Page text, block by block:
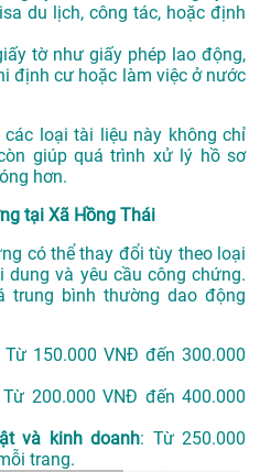
du lịch, công tác, hoặc định
tờ như giấy phép lao động,
định cư hoặc làm việc ở nước
loại tài liệu này không chỉ
giúp quá trình xử lý hồ sơ
hơn.
tại Xã Hồng Thái
có thể thay đổi tùy theo loại
và yêu cầu công chứng.
trung bình thường dao động
Từ 150.000 VNĐ đến 300.000
Từ 200.000 VNĐ đến 400.000
và kinh doanh: Từ 250.000
trang.